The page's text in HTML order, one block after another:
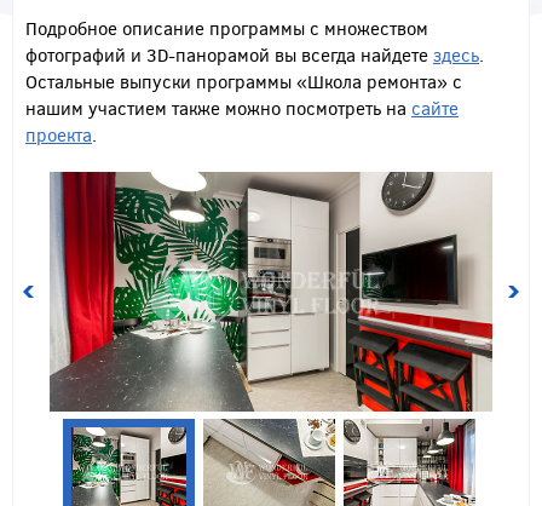
Подробное описание программы с множеством
фотографий и 3D-панорамой вы всегда найдете здесь.
Остальные выпуски программы «Школа ремонта» с
нашим участием также можно посмотреть на сайте
проекта.